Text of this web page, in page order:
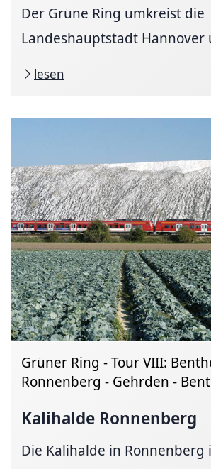
Der Grüne Ring umkreist die
Landeshauptstadt Hannover
lesen
Grüner Ring - Tour VIII:
Ronnenberg - Gehrden -
Kalihalde Ronnenberg
Die Kalihalde in Ronnenberg